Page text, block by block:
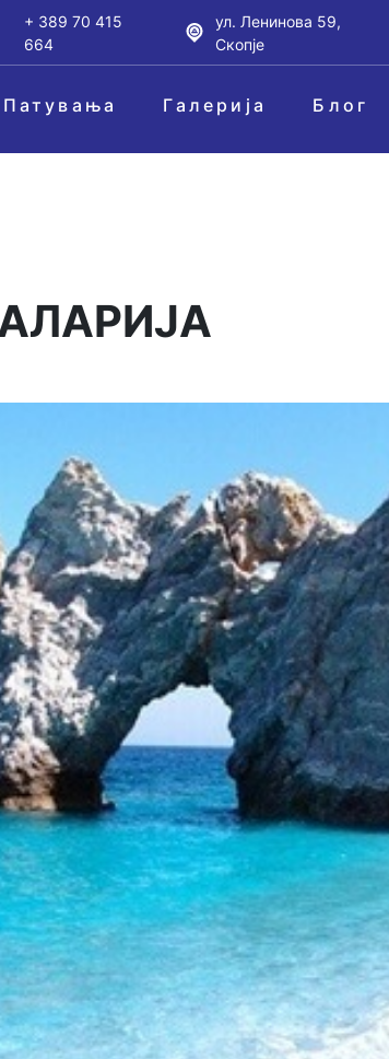
+ 389 70 415
664
ул. Ленинова 59,
Скопје
Патувања Галерија Блог